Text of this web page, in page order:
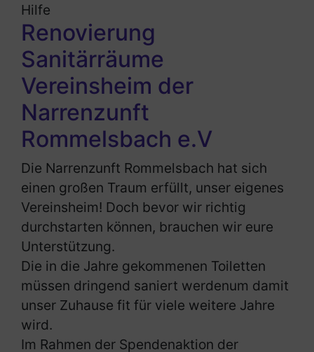
Hilfe
Renovierung
Sanitärräume
Vereinsheim der
Narrenzunft
Rommelsbach e.V
Die Narrenzunft Rommelsbach hat sich
einen großen Traum erfüllt, unser eigenes
Vereinsheim! Doch bevor wir richtig
durchstarten können, brauchen wir eure
Unterstützung.
Die in die Jahre gekommenen Toiletten
müssen dringend saniert werdenum damit
unser Zuhause fit für viele weitere Jahre
wird.
Im Rahmen der Spendenaktion der